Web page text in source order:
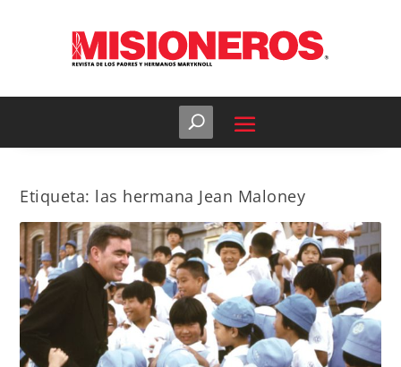
Etiqueta: las hermana Jean Maloney